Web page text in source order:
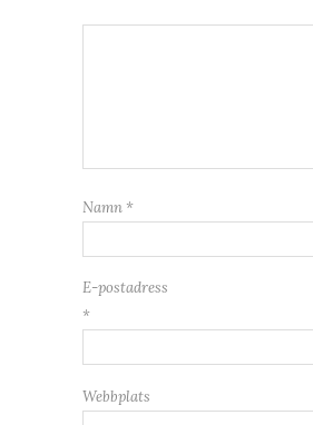
Namn *
E-postadress
*
Webbplats